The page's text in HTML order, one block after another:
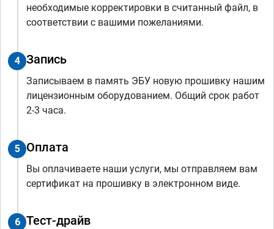
необходимые корректировки в считанный файл, в
соответствии с вашими пожеланиями.
4 Запись
Записываем в память ЭБУ новую прошивку нашим
лицензионным оборудованием. Общий срок работ
2-3 часа.
5 Оплата
Вы оплачиваете наши услуги, мы отправляем вам
сертификат на прошивку в электронном виде.
6 Тест-драйв